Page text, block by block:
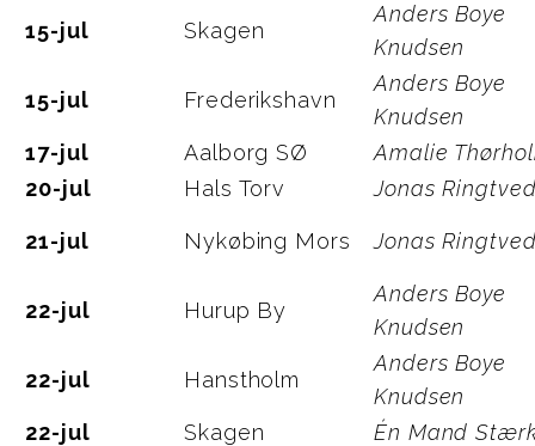
15-jul Skagen
Anders Boye
Knudsen
15-jul Frederikshavn
Anders Boye
Knudsen
17-jul
Aalborg SØ
Amalie
20-jul
Hals Torv Jonas
21-jul Nykøbing Mors Jonas
22-jul Hurup By
Anders Boye
Knudsen
22-jul Hanstholm
Anders Boye
Knudsen
22-jul
Skagen
Én Mand